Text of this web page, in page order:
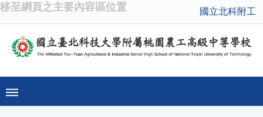
移至網頁之主要內容區位置 國立北科附工